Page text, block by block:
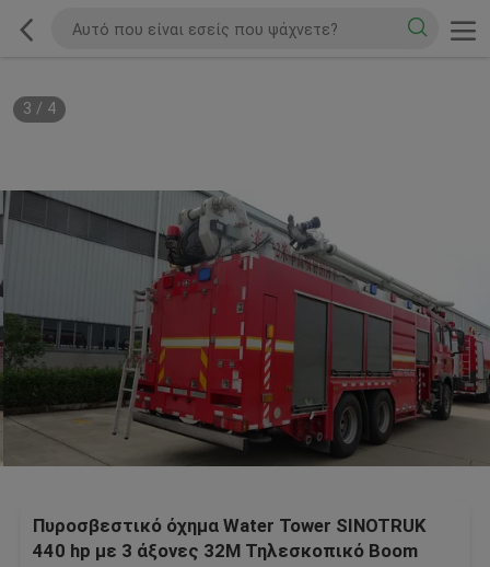
3 / 4
Πυροσβεστικό όχημα Water Tower SINOTRUK
440 hp με 3 άξονες 32M Τηλεσκοπικό Boom